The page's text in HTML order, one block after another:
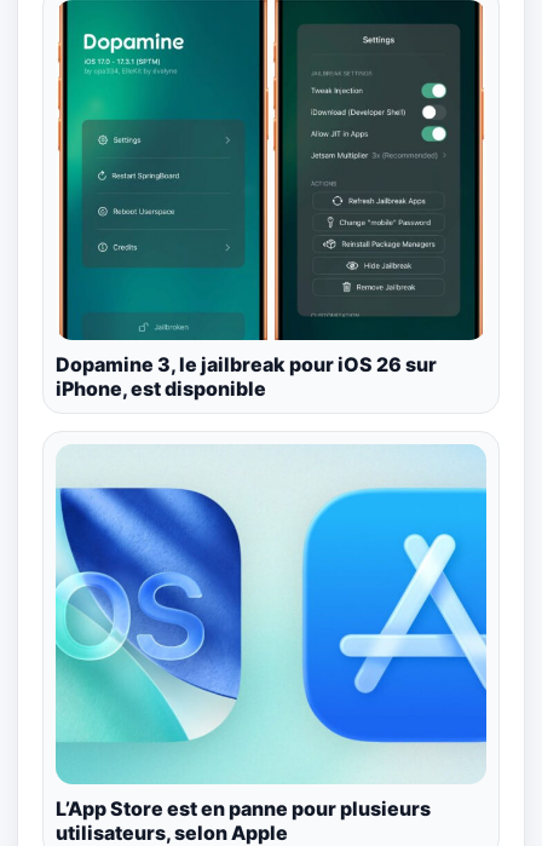
Dopamine 3, le jailbreak pour iOS 26 sur
iPhone, est disponible
L’App Store est en panne pour plusieurs
utilisateurs, selon Apple